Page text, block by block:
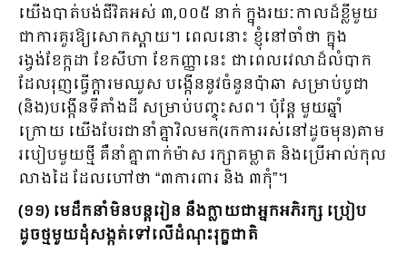
យើងបាត់បង់ជីវិតអស់ ៣,០០៥​ នាក់ ក្នុងរយៈកាលដ៏ខ្លីមួយ
ជាការគួរឱ្យសោកស្តាយ។ ពេលនោះ ខ្ញុំនៅចាំថា ក្នុង
រង្វង់ខែក្កដា ខែសីហា ខែកញ្ញានេះ ជាពេលវេលាដ៏លំបាក
ដែលរុញធ្វើក្តារមឈូស បង្កើននូវចំនួនប៉ាឆា សម្រាប់បូជា
(និង)បង្កើនទីតាំងដី សម្រាប់បញ្ចុះសព។ ប៉ុន្តែ មួយឆ្នាំ
ក្រោយ យើងបែរជានាំគ្នាវិលមក(រកការរស់នៅដូចមុន)តាម
របៀបមួយថ្មី គឺនាំគ្នាពាក់ម៉ាស រក្សាគម្លាត និងប្រើអាល់កុល
លាងដៃ ដែលហៅថា “៣ការពារ និង ៣កុំ”។
(១១) មេដឹកនាំមិនបន្តរៀន នឹងក្លាយជាអ្នកអភិរក្ស ប្រៀប
ដូចថ្មមួយដុំសង្កត់ទៅលើដំណុះរុក្ខជាតិ